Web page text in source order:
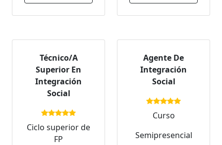
Técnico/A
Superior En
Integración
Social
Ciclo superior de
FP
Agente De
Integración
Social
Curso
Semipresencial